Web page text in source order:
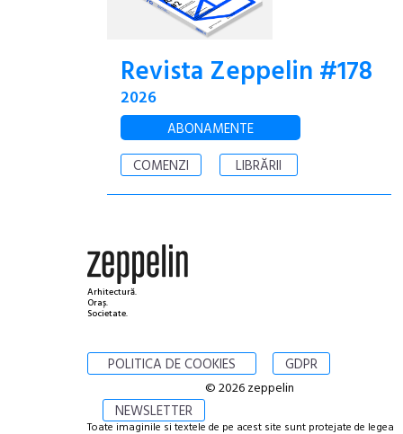
Revista Zeppelin #178
2026
ABONAMENTE
COMENZI
LIBRĂRII
Arhitectură.
Oraș.
Societate.
POLITICA DE COOKIES GDPR
NEWSLETTER
© 2026 zeppelin
Toate imaginile si textele de pe acest site sunt protejate de legea